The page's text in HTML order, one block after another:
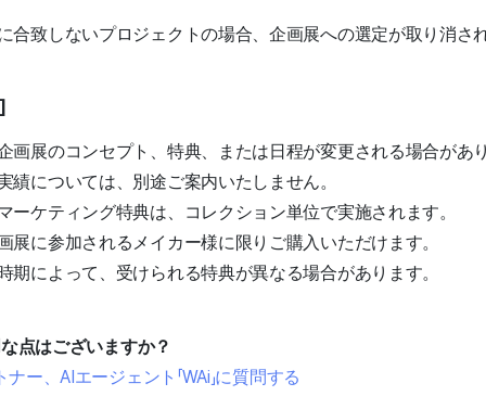
合致しないプロジェクトの場合、企画展への選定が取り消さ
画展のコンセプト、特典、または日程が変更される場合があ
績については、別途ご案内いたしません。
ーケティング特典は、コレクション単位で実施されます。
展に参加されるメイカー様に限りご購入いただけます。
期によって、受けられる特典が異なる場合があります。
点はございますか？
ー、AIエージェント「WAi」に質問する